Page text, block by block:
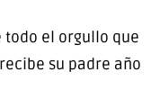
el orgullo que
su padre año